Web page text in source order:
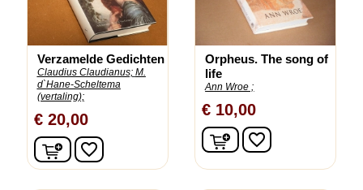
Verzamelde Gedichten
Claudius Claudianus; M.
d`Hane-Scheltema
(vertaling);
€ 20,00
In winkelwagen
favorite_border
Orpheus. The song of
life
Ann Wroe ;
€ 10,00
In winkelwagen
favorite_border